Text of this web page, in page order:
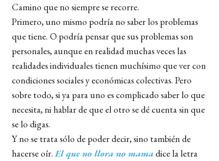
Camino que no siempre se recorre.
Primero, uno mismo podría no saber los problemas
que tiene. O podría pensar que sus problemas son
personales, aunque en realidad muchas veces las
realidades individuales tienen muchísimo que ver con
condiciones sociales y económicas colectivas. Pero
sobre todo, si ya para uno es complicado saber lo que
necesita, ni hablar de que el otro se dé cuenta sin que
se lo digas.
Y no se trata sólo de poder decir, sino también de
hacerse oír.El que no llora no mama dice la letra